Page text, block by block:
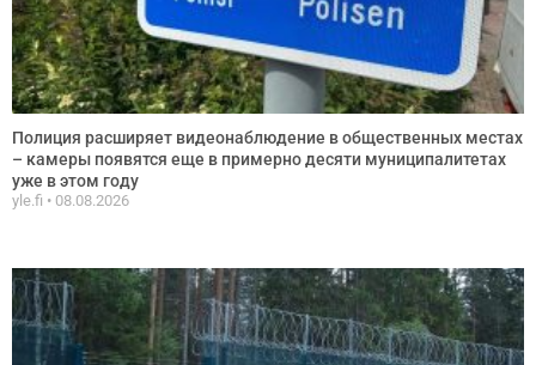
Полиция расширяет видеонаблюдение в общественных местах
– камеры появятся еще в примерно десяти муниципалитетах
уже в этом году
yle.fi 08.08.2026